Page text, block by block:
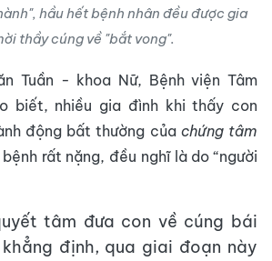
hầu hết bệnh nhân đều được gia
thầy cúng về "bắt vong".
Tuần - khoa Nữ, Bệnh viện Tâm
biết, nhiều gia đình khi thấy con
động bất thường của chứng tâm
rất nặng, đều nghĩ là do “người
tâm đưa con về cúng bái
định, qua giai đoạn này